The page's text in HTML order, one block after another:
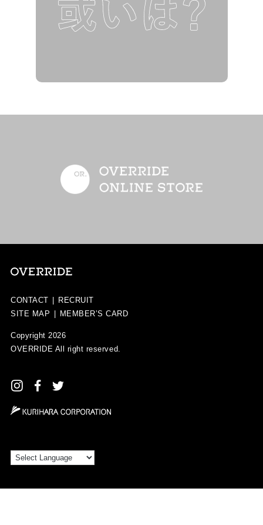
CONTACT
RECRUIT
SITE MAP
MEMBER’S CARD
Copyright 2026
OVERRIDE All right reserved.